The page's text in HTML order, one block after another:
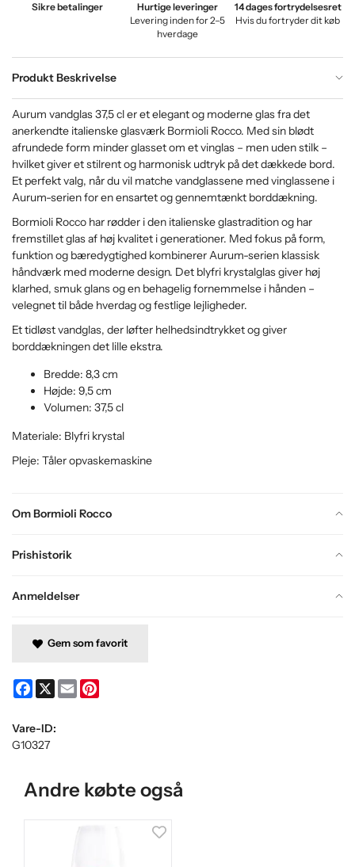
Sikre betalinger
Hurtige leveringer
Levering inden for 2–5
hverdage
14 dages fortrydelsesret
Hvis du fortryder dit køb
Produkt Beskrivelse
Om Bormioli Rocco
Prishistorik
Anmeldelser
Aurum vandglas 37,5 cl er et elegant og moderne glas fra det
anerkendte italienske glasværk Bormioli Rocco. Med sin blødt
afrundede form minder glasset om et vinglas – men uden stilk –
hvilket giver et stilrent og harmonisk udtryk på det dækkede bord.
Et perfekt valg, når du vil matche vandglassene med vinglassene i
Aurum-serien for en ensartet og gennemtænkt borddækning.
Bormioli Rocco har rødder i den italienske glastradition og har
fremstillet glas af høj kvalitet i generationer. Med fokus på form,
funktion og bæredygtighed kombinerer Aurum-serien klassisk
håndværk med moderne design. Det blyfri krystalglas giver høj
klarhed, smuk glans og en behagelig fornemmelse i hånden –
velegnet til både hverdag og festlige lejligheder.
Et tidløst vandglas, der løfter helhedsindtrykket og giver
borddækningen det lille ekstra.
Bredde: 8,3 cm
Højde: 9,5 cm
Volumen: 37,5 cl
Materiale: Blyfri krystal
Pleje: Tåler opvaskemaskine
Gem som favorit
Facebook
X Email
Vare-ID:
G10327
Andre købte også